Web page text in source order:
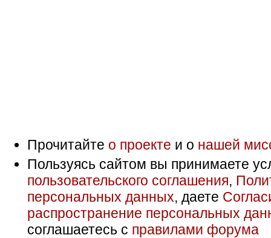
Прочитайте о проекте и о нашей
Пользуясь сайтом вы принимаете
пользовательского соглашения,
персональных данных, даете
распространение персональных
соглашаетесь с правилами форума